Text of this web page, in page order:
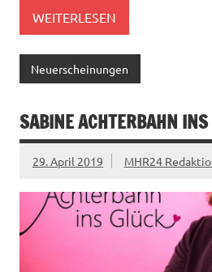
WEITERLESEN
Neuerscheinungen
SABINE ACHTERBAHN
29. April 2019 MHR24